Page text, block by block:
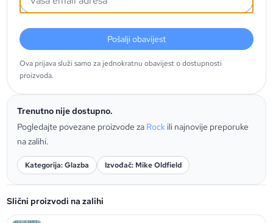
Pošalji obavijest
Ova prijava služi samo za jednokratnu obavijest o dostupnosti
proizvoda.
Trenutno nije dostupno.
Pogledajte povezane proizvode za Rock ili najnovije preporuke
na zalihi.
Kategorija: Glazba Izvođač: Mike Oldfield
Slični proizvodi na zalihi